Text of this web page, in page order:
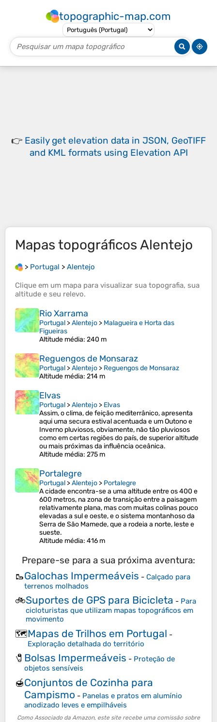
topographic-map.com
👉 Easily get elevation data in JSON, GeoTIFF
and KML formats using Elevation API
Mapas topográficos Alentejo
> Portugal > Alentejo
Clique em um mapa para visualizar sua topografia, sua
altitude e seu relevo.
Rio Xarrama
Portugal >Alentejo > Malagueira e Horta das
Figueiras
Altitude média: 240 m
Reguengos de Monsaraz
Portugal >Alentejo > Reguengos de Monsaraz
Altitude média: 214 m
Elvas
Portugal >Alentejo > Elvas
Assim, o clima, de feição mediterrânico, apresenta
aqui uma secura estival acentuada e um Outono e
Inverno pluviosos, obviamente, não tão pluviosos
como em certas regiões do país, de superior altitude
ou mais próximas da influência oceânica.
Altitude média: 275 m
Portalegre
Portugal >Alentejo > Portalegre
A cidade encontra-se a uma altitude entre os 400 e
600 metros, na zona de transição entre a paisagem
relativamente plana, mas com muitas colinas pouco
elevadas a sul e oeste, e o sistema montanhoso da
Serra de São Mamede, que a rodeia a norte, leste e
sueste.
Altitude média: 416 m
Prepare-se para a sua próxima aventura:
🥾Galochas Impermeáveis - Calçado para
terrenos molhados
🚲Suportes de GPS para Bicicleta - Para
cicloturistas que utilizam mapas topográficos em
movimento
🗺️Mapas de Trilhos em Portugal -
Exploração detalhada do território
🧷 Bolsas Impermeáveis - Proteção de
objetos sensíveis
🍯Conjuntos de Cozinha para
Campismo - Panelas e pratos em alumínio
anodizado leves e empilháveis
Como Associado da Amazon, este site recebe uma comissão sobre